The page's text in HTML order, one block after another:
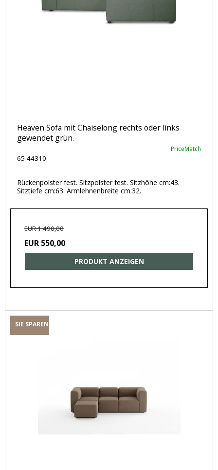
Heaven Sofa mit Chaiselong rechts oder links
gewendet grün.
PriceMatch
65-44310
Rückenpolster fest. Sitzpolster fest. Sitzhöhe cm:43.
Sitztiefe cm:63. Armlehnenbreite cm:32.
EUR 1.490,00
EUR 550,00
PRODUKT ANZEIGEN
SIE SPAREN